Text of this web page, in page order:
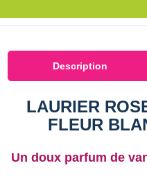
Description
LAURIER
FLEUR
Un doux parfum de